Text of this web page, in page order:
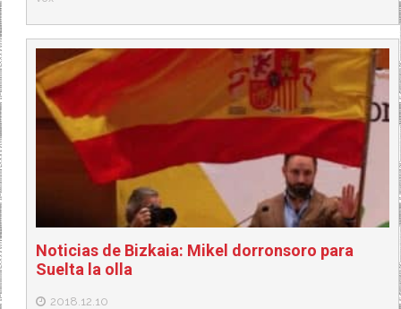
Noticias de Bizkaia: Mikel dorronsoro para
Suelta la olla
2018.12.10